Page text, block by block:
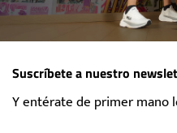
Suscríbete a nuestro
Y entérate de primer mano